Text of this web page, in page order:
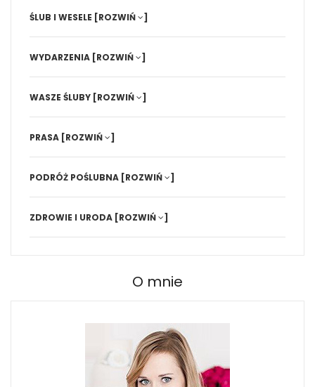
ŚLUB I WESELE [ROZWIŃ ]
WYDARZENIA [ROZWIŃ ]
WASZE ŚLUBY [ROZWIŃ ]
PRASA [ROZWIŃ ]
PODRÓŻ POŚLUBNA [ROZWIŃ ]
ZDROWIE I URODA [ROZWIŃ ]
O mnie